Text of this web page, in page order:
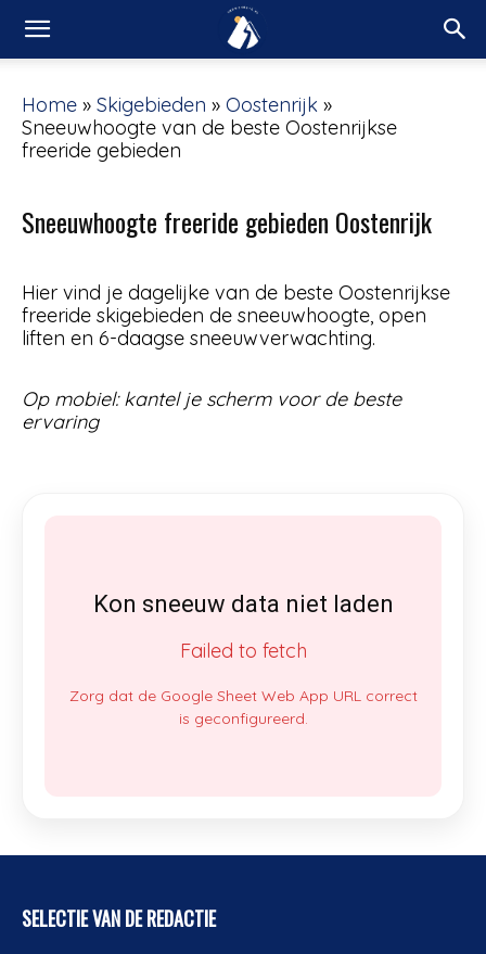
Home » Skigebieden » Oostenrijk »
Sneeuwhoogte van de beste Oostenrijkse
freeride gebieden
Sneeuwhoogte freeride gebieden Oostenrijk
Hier vind je dagelijke van de beste Oostenrijkse
freeride skigebieden de sneeuwhoogte, open
liften en 6-daagse sneeuwverwachting.
Op mobiel: kantel je scherm voor de beste
ervaring
Kon sneeuw data niet laden
Failed to fetch
Zorg dat de Google Sheet Web App URL correct
is geconfigureerd.
SELECTIE VAN DE REDACTIE